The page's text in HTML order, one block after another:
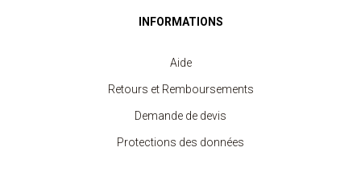
INFORMATIONS
Aide
Retours et Remboursements
Demande de devis
Protections des données